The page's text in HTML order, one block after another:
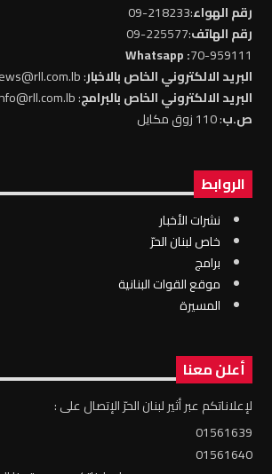
رقم الهواء:218233-09
رقم الهاتف:225577-09
70-959111
: Whatsapp
البريد الالكتروني الخاص بالاخبار: news@rll.com.lb
البريد الالكتروني الخاص بالبرامج: info@rll.com.lb
ص.ب: 110 زوق مكايل
الروابط
نشرات الأخبار
خاص لبنان الحرّ
برامج
موقع القوات البنانية
المسيرة
أعلن معنا
لإعلاناتكم عبر أثير لبنان الحرّ الإتصال على :
01561639
01561640